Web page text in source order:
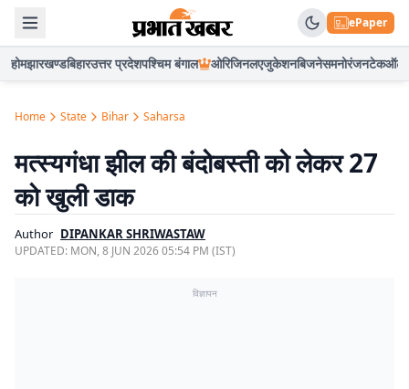
ePaper
होमझारखण्डबिहारउत्तर प्रदेशपश्चिम बंगाल ओरिजिनलएजुकेशनबिजनेसमनोरंजनटेकऑटो
Home State Bihar Saharsa
मत्स्यगंधा झील की बंदोबस्ती को लेकर 27
को खुली डाक
Author DIPANKAR SHRIWASTAW
UPDATED: MON, 8 JUN 2026 05:54 PM (IST)
विज्ञापन